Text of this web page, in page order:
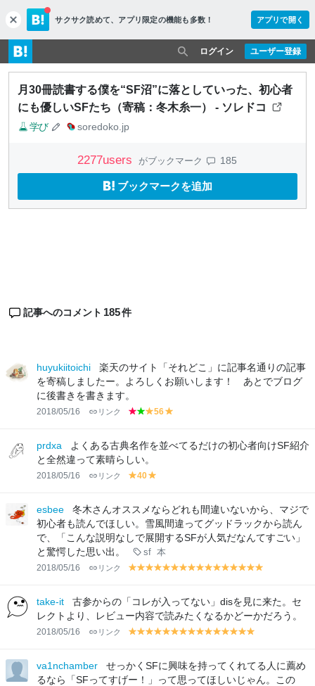
c
l
o
s
e
サクサク読めて、 アプリ限定の機能も多数！ アプリで開く
ユーザー登録
ログイン
月30冊読書する僕を“SF沼”に落としていった、初心者
にも優しいSFたち（寄稿：冬木糸一） - ソレドコ
学び soredoko.jp
2277users がブックマーク 185
ブックマークを追加
記事へのコメント 185件
huyukiitoichi
楽天のサイト「それどこ」に記事名通りの記事
を寄稿しましたー。よろしくお願いします！ あとでブログ
に後書きを書きます。
2018/05/16 リンク
r
d
g
e
e
n
y
lo
56
lo
prdxa
よくある古典名作を並べてるだけの初心者向けSF紹介
と全然違って素晴らしい。
2018/05/16 リンク
y
lo
w
40
lo
w
esbee
冬木さんオススメならどれも間違いないから、マジで
初心者も読んでほしい。雪風間違ってグッドラックから読ん
で、「こんな説明なしで展開するSFが人気だなんてすごい」
と驚愕した思い出。
sf 本
2018/05/16 リンク
y
lo
y
lo
w
y
w
y
lo
w
y
lo
w
y
w
y
lo
w
y
lo
w
y
lo
w
y
lo
w
y
w
y
lo
w
y
lo
w
y
lo
w
y
lo lo
w
take-it
古参からの「コレが入ってない」disを見に来た。セ
レクトより、レビュー内容で読みたくなるかどーかだろう。
2018/05/16 リンク
y
lo
y
lo
w
y
lo
y
lo
y
lo
w
y
lo
w
y
lo
w
y
lo
y
lo
w
y
lo
w
y
lo
w
y
lo
w
y
lo
w
y
lo
w
lo
w
va1nchamber
せっかくSFに興味を持ってくれてる人に薦め
るなら「SFってすげー！」って思ってほしいじゃん。この